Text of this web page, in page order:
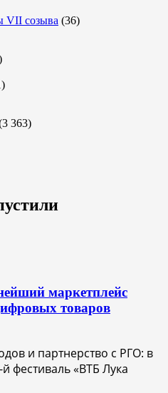
VII созыва (36)
363)
маркетплейс
товаров